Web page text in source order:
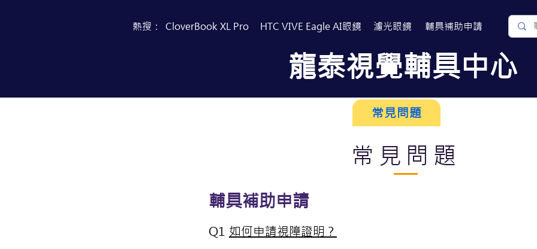
CloverBook XL Pro
熱搜： HTC VIVE Eagle AI眼鏡 濾光眼鏡 ​輔具補助申請
​龍泰視覺輔具中心
常見問題
常見問題
​輔具補助申請
Q1 如何申請視障證明？